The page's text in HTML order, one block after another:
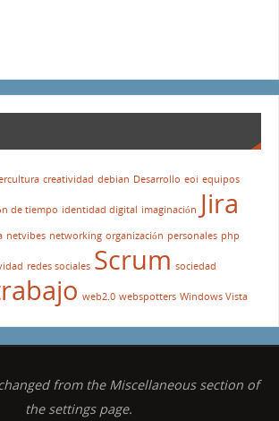
creatividad debian Desarrollo eoi equipos
de tiempo identidad digital imaginación Jira
netvibes networking organización personales php
redes sociales Scrum sociedad
web2.0 webspotters Windows Vista
from the Miscellaneous section of
the settings page.